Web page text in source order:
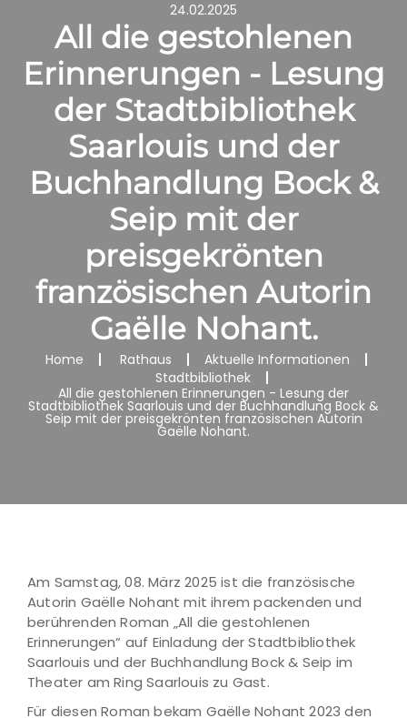
24.02.2025
All die gestohlenen
Erinnerungen - Lesung
der Stadtbibliothek
Saarlouis und der
Buchhandlung Bock &
Seip mit der
preisgekrönten
französischen Autorin
Gaëlle Nohant.
Home Rathaus
Aktuelle Informationen
Stadtbibliothek
All die gestohlenen Erinnerungen - Lesung der
Stadtbibliothek Saarlouis und der Buchhandlung Bock &
Seip mit der preisgekrönten französischen Autorin
Gaëlle Nohant.
Am Samstag, 08. März 2025 ist die französische
Autorin Gaëlle Nohant mit ihrem packenden und
berührenden Roman „All die gestohlenen
Erinnerungen“ auf Einladung der Stadtbibliothek
Saarlouis und der Buchhandlung Bock & Seip im
Theater am Ring Saarlouis zu Gast.
Für diesen Roman bekam Gaëlle Nohant 2023 den